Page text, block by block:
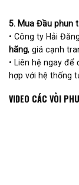
5. Mua Đầu phun
• Công ty Hải
hãng, giá cạnh
• Liên hệ ngay
hợp với hệ thống
VIDEO CÁC VÒI